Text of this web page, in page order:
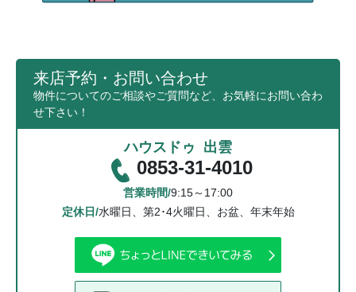
来店予約・お問い合わせ
物件についてのご相談やご質問など、お気軽にお問い合わ
せ下さい！
ハウスドゥ 出雲
0853-31-4010
営業時間/9:15～17:00
定休日/水曜日、第2･4火曜日、お盆、年末年始